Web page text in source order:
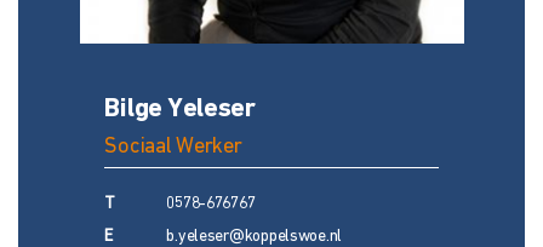
Bilge Yeleser
Sociaal Werker
0578-676767
E b.yeleser@koppelswoe.nl